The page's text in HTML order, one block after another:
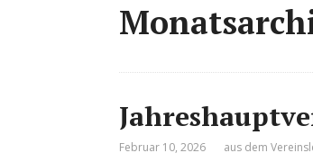
Februar 10, 2026 aus dem